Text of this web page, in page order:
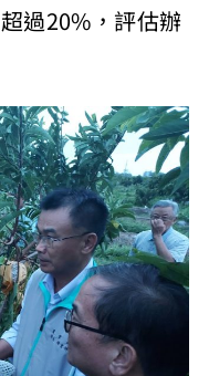
過20%，評估辦